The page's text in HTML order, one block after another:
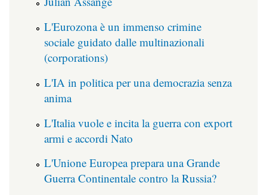
L'Eurozona è un immenso crimine
sociale guidato dalle multinazionali
(corporations)
L'IA in politica per una democrazia senza
anima
L'Italia vuole e incita la guerra con export
armi e accordi Nato
L'Unione Europea prepara una Grande
Guerra Continentale contro la Russia?